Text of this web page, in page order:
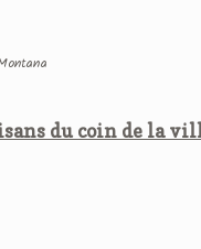
du coin de la